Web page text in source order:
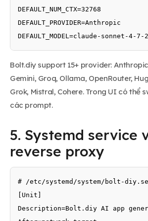
DEFAULT_NUM_CTX=32768
DEFAULT_PROVIDER=Anthropic
DEFAULT_MODEL=claude-sonnet-4-7-
Bolt.diy support 15+ provider:
Gemini, Groq, Ollama, OpenRouter,
Grok, Mistral, Cohere. Trong UI có thể
các prompt.
5. Systemd service
reverse proxy
# /etc/systemd/system/bolt-
[Unit]
Description=Bolt.diy AI app